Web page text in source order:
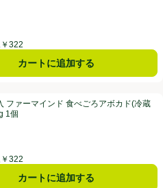
322
カートに追加する
ろアボカド(冷蔵庫保管) 190g 1個
。
ファーマインド 食べごろアボカド(冷蔵
1個
322
カートに追加する